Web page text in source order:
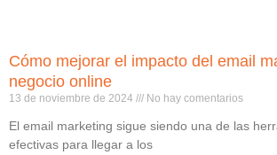
Cómo mejorar el impacto del email
negocio online
13 de noviembre de 2024 No hay comentarios
El email marketing sigue siendo una de las
efectivas para llegar a los